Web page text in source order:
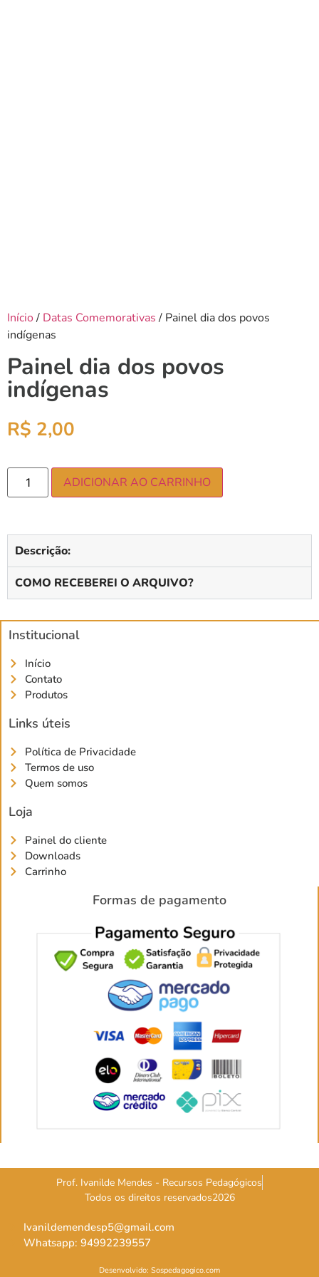
Início/ Datas Comemorativas / Painel dia dos povos
indígenas
Painel dia dos povos
indígenas
R$ 2,00
ADICIONAR AO CARRINHO
Descrição:
COMO RECEBEREI O ARQUIVO?
Institucional
Início
Contato
Produtos
Links úteis
Política de Privacidade
Termos de uso
Quem somos
Loja
Painel do cliente
Downloads
Carrinho
Formas de pagamento
Prof. Ivanilde Mendes - Recursos Pedagógicos
Todos os direitos reservados2026
Ivanildemendesp5@gmail.com
Whatsapp: 94992239557
Desenvolvido: Sospedagogico.com